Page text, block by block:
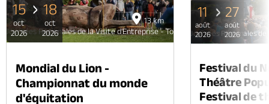
13 km
Journées Régionales de la Visite d'Entreprise - Total Energies Renouvelables
15
oct
2026
18
oct
2026
Mondial du Lion -
Championnat du monde
d'équitation
Journées Régionales
11
août
2026
27
août
2026
Festival du
Théâtre
Festival de